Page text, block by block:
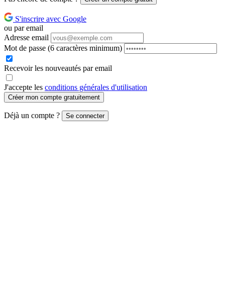
S'inscrire avec Google
ou par email
Adresse email
Mot de passe (6 caractères minimum)
Recevoir les nouveautés par email
J'accepte les conditions générales d'utilisation
Créer mon compte gratuitement
Déjà un compte ? Se connecter